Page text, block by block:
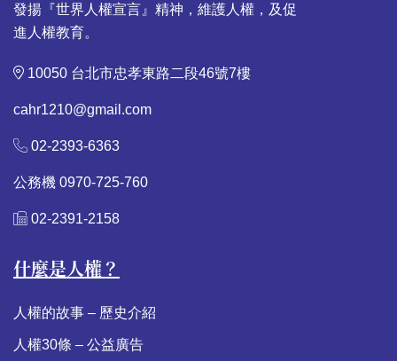
發揚『世界人權宣言』精神，維護人權，及促
進人權教育。
10050 台北市忠孝東路二段46號7樓
cahr1210@gmail.com
02-2393-6363
公務機 0970-725-760
02-2391-2158
什麼是人權？
人權的故事 – 歷史介紹
人權30條 – 公益廣告